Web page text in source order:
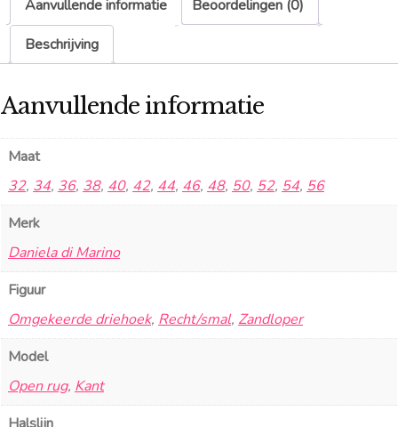
Aanvullende informatie
Beoordelingen (0)
Beschrijving
Aanvullende informatie
Maat
32, 34, 36, 38, 40, 42, 44, 46, 48, 50, 52, 54, 56
Merk
Daniela di Marino
Figuur
Omgekeerde driehoek, Recht/smal, Zandloper
Model
Open rug, Kant